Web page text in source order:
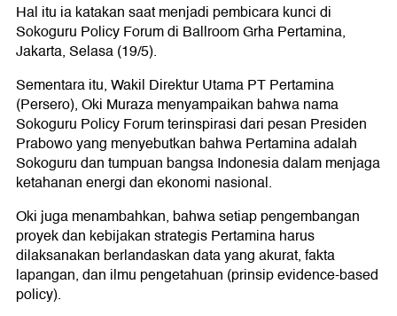
Hal itu ia katakan saat menjadi pembicara kunci di
Sokoguru Policy Forum di Ballroom Grha Pertamina,
Jakarta, Selasa (19/5).
Sementara itu, Wakil Direktur Utama PT Pertamina
(Persero), Oki Muraza menyampaikan bahwa nama
Sokoguru Policy Forum terinspirasi dari pesan Presiden
Prabowo yang menyebutkan bahwa Pertamina adalah
Sokoguru dan tumpuan bangsa Indonesia dalam menjaga
ketahanan energi dan ekonomi nasional.
Oki juga menambahkan, bahwa setiap pengembangan
proyek dan kebijakan strategis Pertamina harus
dilaksanakan berlandaskan data yang akurat, fakta
lapangan, dan ilmu pengetahuan (prinsip evidence-based
policy).